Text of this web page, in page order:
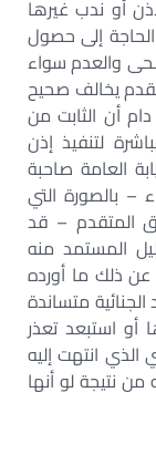
أو ندب غيرها
إلى حصول
والعدم سواء
يخالف صحيح
أن الثابت من
لتنفيذ إذن
العامة صاحبة
– بالصورة التي
المتقدم – قد
المستمد منه
ذلك ما أورده
متساندة
استبعد تعذر
الذي انتهت إليه
نتيجة لو أنها